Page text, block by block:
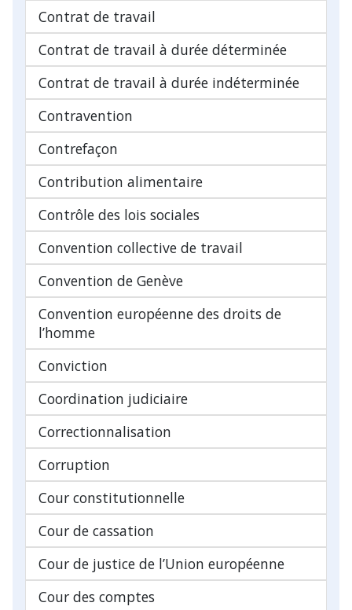
Contrat de travail
Contrat de travail à durée déterminée
Contrat de travail à durée indéterminée
Contravention
Contrefaçon
Contribution alimentaire
Contrôle des lois sociales
Convention collective de travail
Convention de Genève
Convention européenne des droits de
l’homme
Conviction
Coordination judiciaire
Correctionnalisation
Corruption
Cour constitutionnelle
Cour de cassation
Cour de justice de l’Union européenne
Cour des comptes